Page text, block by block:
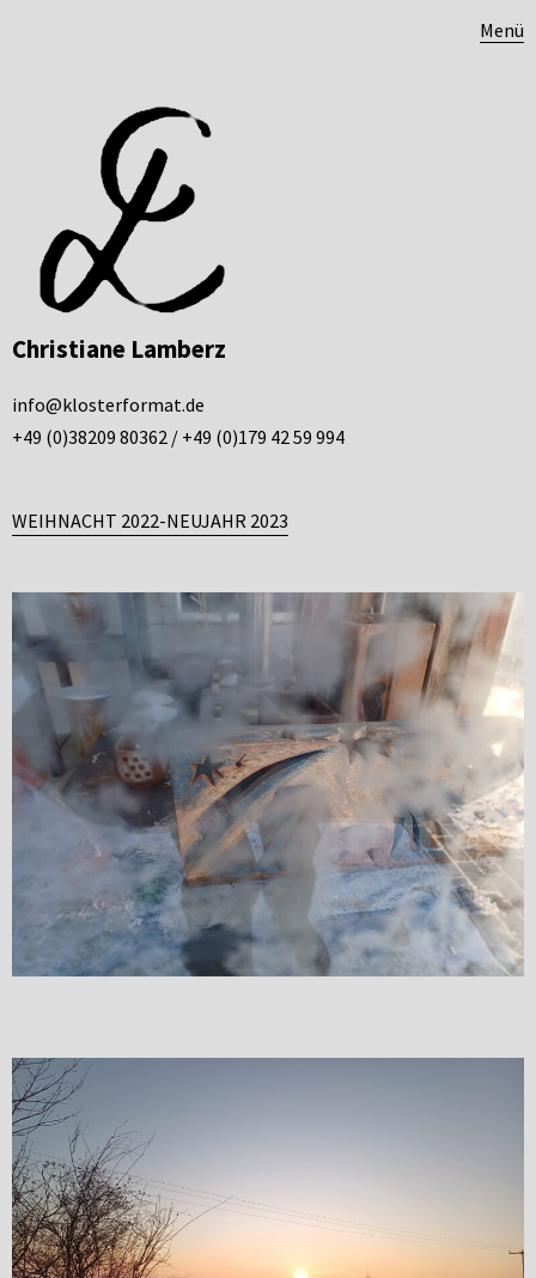
Menü
Christiane Lamberz
info@klosterformat.de
+49 (0)38209 80362 / +49 (0)179 42 59 994
WEIHNACHT 2022-NEUJAHR 2023